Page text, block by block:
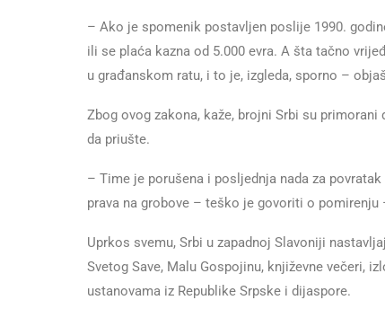
– Ako je spomenik postavljen poslije 1990.
ili se plaća kazna od 5.000 evra. A šta tačno
u građanskom ratu, i to je, izgleda, sporno –
Zbog ovog zakona, kaže, brojni Srbi su
da priušte.
– Time je porušena i posljednja nada za
prava na grobove – teško je govoriti o pomirenju
Uprkos svemu, Srbi u zapadnoj Slavoniji
Svetog Save, Malu Gospojinu, književne večeri,
ustanovama iz Republike Srpske i dijaspore.